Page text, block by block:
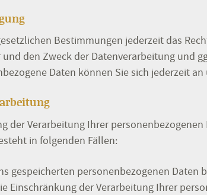
Bestimmungen jederzeit das
den Zweck der Datenverarbeitung und
Daten können Sie sich jederzeit an
der Verarbeitung Ihrer
in folgenden Fällen:
gespeicherten personenbezogenen
Einschränkung der Verarbeitung Ihrer